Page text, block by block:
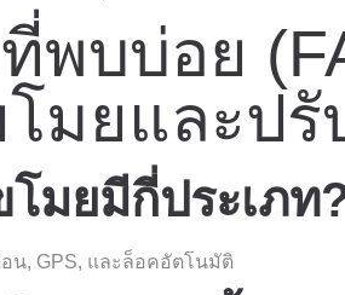
พบบ่อย
มยและปรั
มยมีกี่ประเภท
อน, GPS, และล็อคอัตโนมัติ